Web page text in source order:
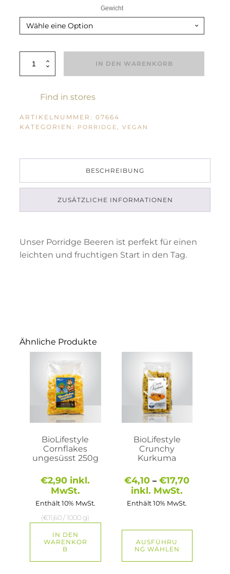
Gewicht
Porridge
Menge
IN DEN WARENKORB
Find in stores
ARTIKELNUMMER:07664
KATEGORIEN: PORRIDGE ,VEGAN
BESCHREIBUNG
ZUSÄTZLICHE INFORMATIONEN
Unser Porridge Beeren ist perfekt für einen
leichten und fruchtigen Start in den Tag.
Ähnliche Produkte
BioLifestyle
Cornflakes
ungesüsst 250g
€2,90 inkl.
MwSt.
Enthält 10% MwSt.
(€11,60/ 1000 g)
IN DEN
WARENKOR
B
BioLifestyle
Crunchy
Kurkuma
€4,10 –€17,70
inkl. MwSt.
Enthält 10% MwSt.
AUSFÜHRU
NG WÄHLEN
Produkt
mehrere
Varianten
Optionen
Produktseite
werden